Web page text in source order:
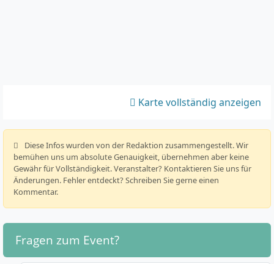
Karte vollständig anzeigen
️ Diese Infos wurden von der Redaktion zusammengestellt. Wir
bemühen uns um absolute Genauigkeit, übernehmen aber keine
Gewähr für Vollständigkeit. Veranstalter? Kontaktieren Sie uns für
Änderungen. Fehler entdeckt? Schreiben Sie gerne einen
Kommentar.
Fragen zum Event?